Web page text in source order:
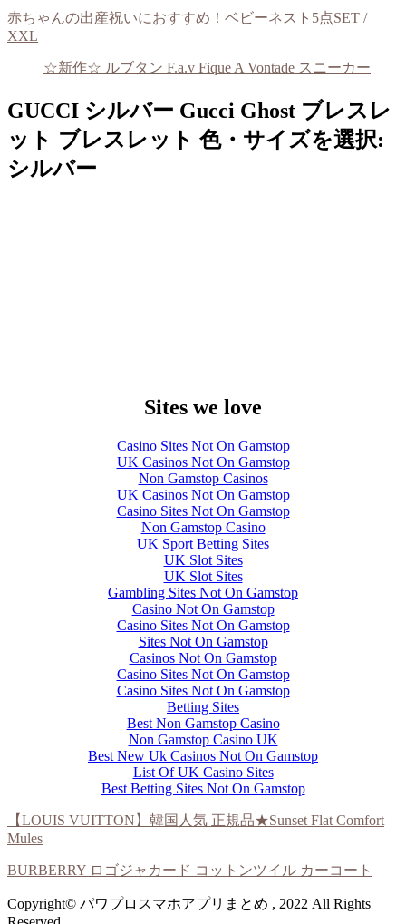
赤ちゃんの出産祝いにおすすめ！ベビーネスト5点SET /
XXL
☆新作☆ ルブタン F.a.v Fique A Vontade スニーカー
GUCCI シルバー Gucci Ghost ブレスレ
ット ブレスレット 色・サイズを選択:
シルバー
Sites we love
Casino Sites Not On Gamstop
UK Casinos Not On Gamstop
Non Gamstop Casinos
UK Casinos Not On Gamstop
Casino Sites Not On Gamstop
Non Gamstop Casino
UK Sport Betting Sites
UK Slot Sites
UK Slot Sites
Gambling Sites Not On Gamstop
Casino Not On Gamstop
Casino Sites Not On Gamstop
Sites Not On Gamstop
Casinos Not On Gamstop
Casino Sites Not On Gamstop
Casino Sites Not On Gamstop
Betting Sites
Best Non Gamstop Casino
Non Gamstop Casino UK
Best New Uk Casinos Not On Gamstop
List Of UK Casino Sites
Best Betting Sites Not On Gamstop
【LOUIS VUITTON】韓国人気 正規品★Sunset Flat Comfort
Mules
BURBERRY ロゴジャカード コットンツイル カーコート
Copyright© パワプロスマホアプリまとめ , 2022 All Rights